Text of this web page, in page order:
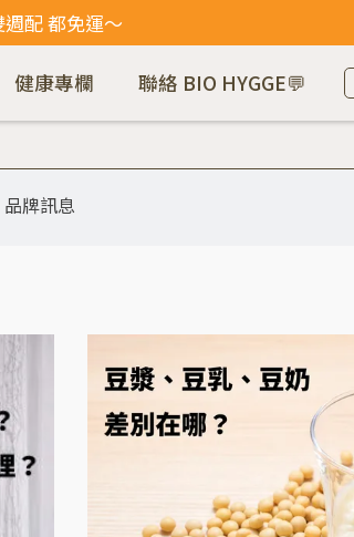
配 都免運～
健康專欄 聯絡 BIO HYGGE💬
品牌訊息